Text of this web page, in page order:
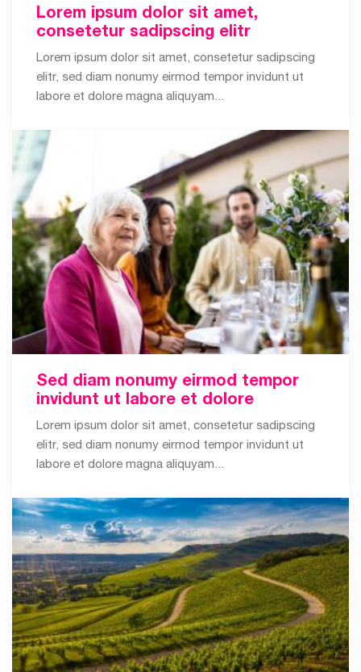
Lorem ipsum dolor sit amet,
consetetur sadipscing elitr
Lorem ipsum dolor sit amet, consetetur sadipscing
elitr, sed diam nonumy eirmod tempor invidunt ut
labore et dolore magna aliquyam...
Sed diam nonumy eirmod tempor
invidunt ut labore et dolore
Lorem ipsum dolor sit amet, consetetur sadipscing
elitr, sed diam nonumy eirmod tempor invidunt ut
labore et dolore magna aliquyam...